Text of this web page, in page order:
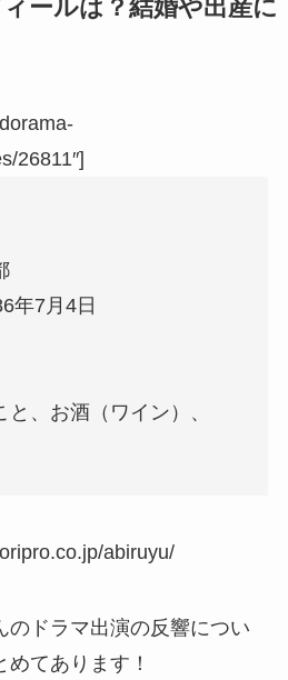
ールは？結婚や出産に
26811″]
年7月4日
、お酒（ワイン）、
abiruyu/
のドラマ出演の反響につい
てあります！